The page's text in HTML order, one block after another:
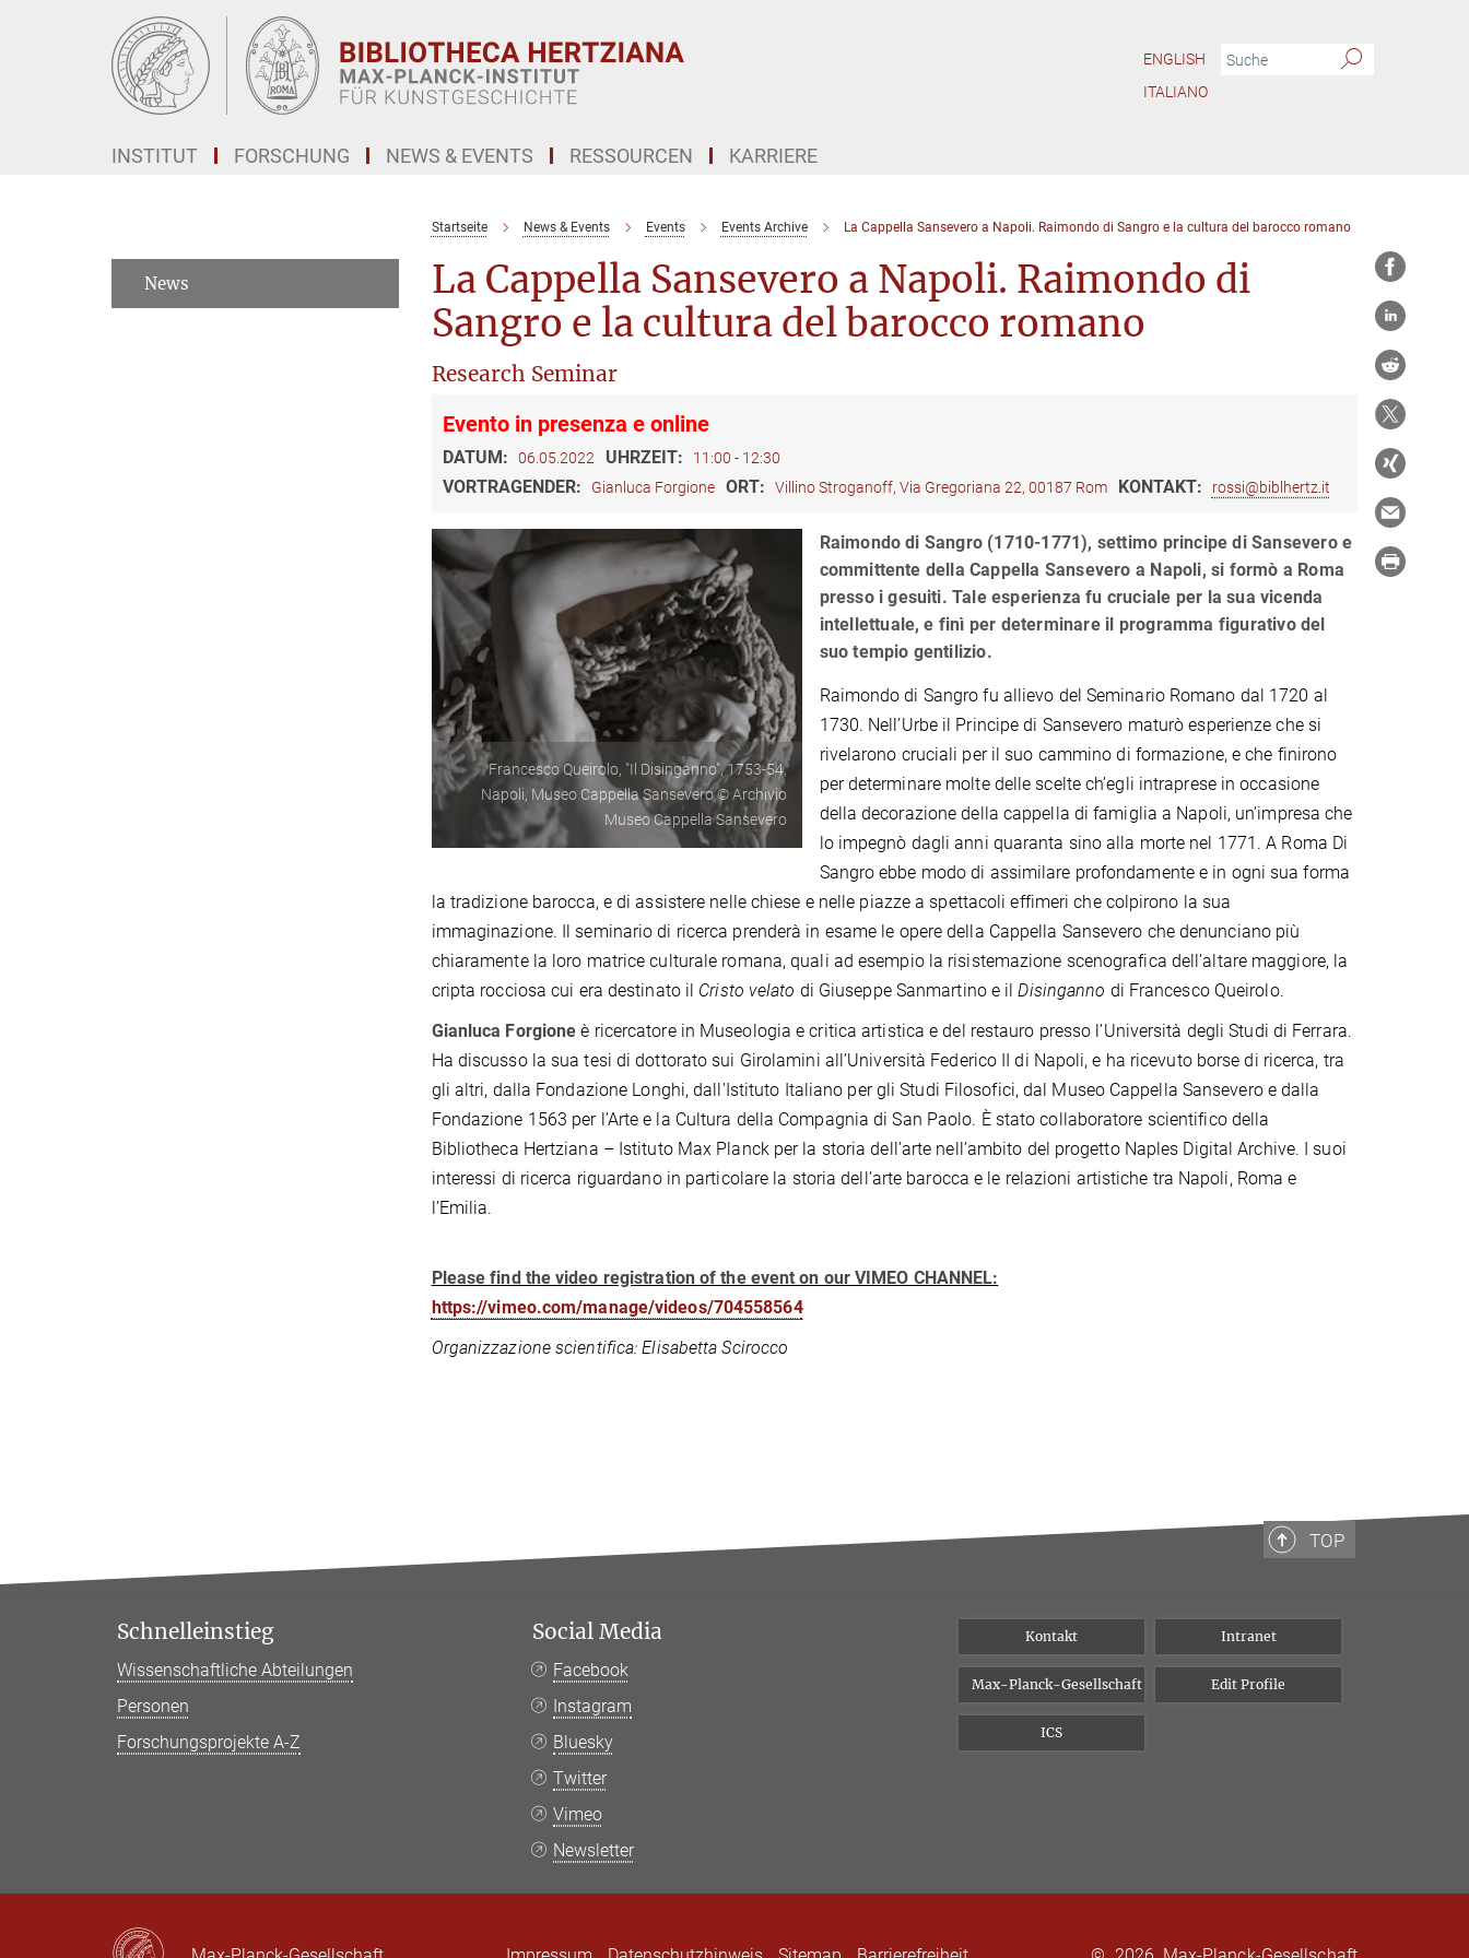
ENGLISH
ITALIANO
INSTITUT FORSCHUNG NEWS & EVENTS RESSOURCEN KARRIERE
Startseite News & Events Events Events Archive La Cappella Sansevero a Napoli. Raimondo di Sangro e la cultura del barocco romano
La Cappella Sansevero a Napoli. Raimondo di
Sangro e la cultura del barocco romano
Research Seminar
Evento in presenza e online
DATUM: 06.05.2022 UHRZEIT: 11:00 - 12:30
VORTRAGENDER: Gianluca Forgione ORT: Villino Stroganoff, Via Gregoriana 22, 00187 Rom KONTAKT: rossi@biblhertz.it
Francesco Queirolo, "Il Disinganno", 1753-54,
Napoli, Museo Cappella Sansevero © Archivio
Museo Cappella Sansevero
Raimondo di Sangro (1710-1771), settimo principe di Sansevero e
committente della Cappella Sansevero a Napoli, si formò a Roma
presso i gesuiti. Tale esperienza fu cruciale per la sua vicenda
intellettuale, e finì per determinare il programma figurativo del
suo tempio gentilizio.
Raimondo di Sangro fu allievo del Seminario Romano dal 1720 al
1730. Nell’Urbe il Principe di Sansevero maturò esperienze che si
rivelarono cruciali per il suo cammino di formazione, e che finirono
per determinare molte delle scelte ch’egli intraprese in occasione
della decorazione della cappella di famiglia a Napoli, un’impresa che
lo impegnò dagli anni quaranta sino alla morte nel 1771. A Roma Di
Sangro ebbe modo di assimilare profondamente e in ogni sua forma
la tradizione barocca, e di assistere nelle chiese e nelle piazze a spettacoli effimeri che colpirono la sua
immaginazione. Il seminario di ricerca prenderà in esame le opere della Cappella Sansevero che denunciano più
chiaramente la loro matrice culturale romana, quali ad esempio la risistemazione scenografica dell’altare maggiore, la
cripta rocciosa cui era destinato il Cristo velato di Giuseppe Sanmartino e ilDisinganno di Francesco Queirolo.
Gianluca Forgione è ricercatore in Museologia e critica artistica e del restauro presso l’Università degli Studi di Ferrara.
Ha discusso la sua tesi di dottorato sui Girolamini all’Università Federico II di Napoli, e ha ricevuto borse di ricerca, tra
gli altri, dalla Fondazione Longhi, dall’Istituto Italiano per gli Studi Filosofici, dal Museo Cappella Sansevero e dalla
Fondazione 1563 per l’Arte e la Cultura della Compagnia di San Paolo. È stato collaboratore scientifico della
Bibliotheca Hertziana – Istituto Max Planck per la storia dell’arte nell’ambito del progetto Naples Digital Archive. I suoi
interessi di ricerca riguardano in particolare la storia dell’arte barocca e le relazioni artistiche tra Napoli, Roma e
l’Emilia.
Please find the video registration of the event on our VIMEO CHANNEL:
https://vimeo.com/manage/videos/704558564
Organizzazione scientifica: Elisabetta Scirocco
News
TOP
Schnelleinstieg
Wissenschaftliche Abteilungen
Personen
Forschungsprojekte A-Z
Social Media
Facebook
Instagram
Bluesky
Twitter
Vimeo
Newsletter
Kontakt Intranet
Max-Planck-Gesellschaft Edit Profile
ICS